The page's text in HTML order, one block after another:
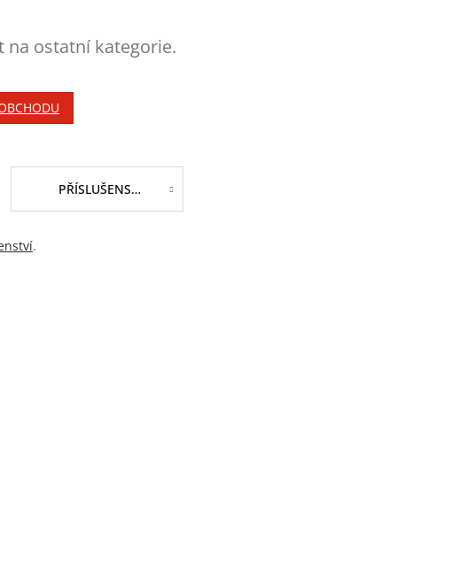
na ostatní kategorie.
PŘÍSLUŠENSTVÍ
.